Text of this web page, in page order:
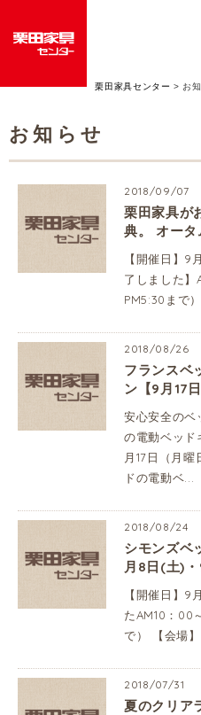
栗田家具センター > お
お知らせ
2018/09/07
栗田家具が
典。 オータ
【開催日】9
了しました】
PM5:30まで
2018/08/26
フランスベ
ン【9月17
安心安全のベ
の電動ベッ
月17日（月
ドの電動ベ...
2018/08/24
シモンズベ
月8日(土)
【開催日】
たAM10：00
で） 【会場
2018/07/31
夏のクリア